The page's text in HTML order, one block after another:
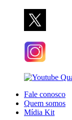
Fale conosco
Quem somos
Mídia Kit